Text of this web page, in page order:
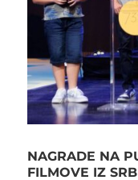
NAGRADE NA
FILMOVE IZ